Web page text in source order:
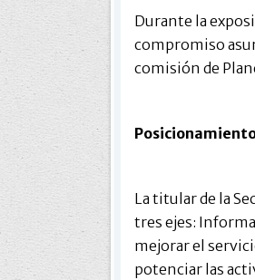
Durante la
compromiso
comisión de
La titular de la
tres ejes:
mejorar el
potenciar las